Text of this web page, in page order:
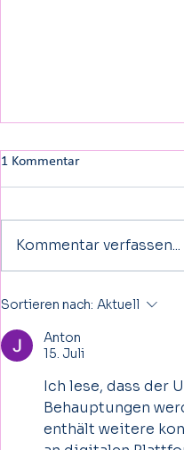
Wissenschaft: CUREO® –
Rehabilitation
1 Kommentar
Kommentar verfassen...
Sortieren nach: Aktuell
Anton
15. Juli
Ich lese, dass der
Behauptungen
enthält weitere